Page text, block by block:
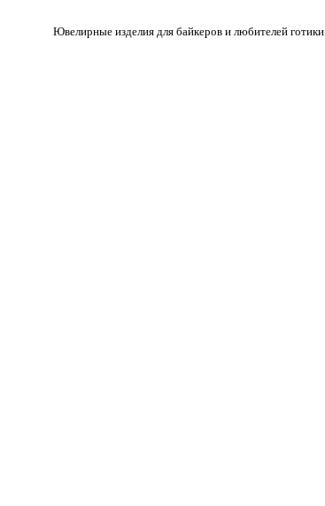
Ювелирные изделия для байкеров и любителей готики